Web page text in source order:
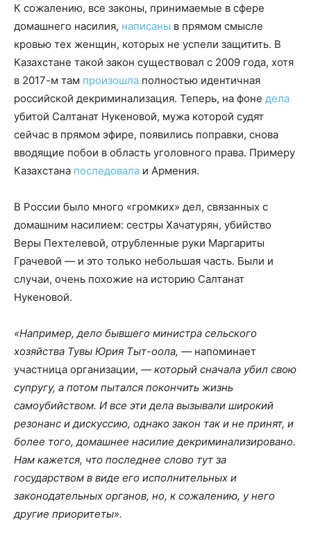
К сожалению, все законы, принимаемые в сфере
домашнего насилия, написаны в прямом смысле
кровью тех женщин, которых не успели защитить. В
Казахстане такой закон существовал с 2009 года, хотя
в 2017-м там произошла полностью идентичная
российской декриминализация. Теперь, на фоне дела
убитой Салтанат Нукеновой, мужа которой судят
сейчас в прямом эфире, появились поправки, снова
вводящие побои в область уголовного права. Примеру
Казахстана последовала и Армения.
В России было много «громких» дел, связанных с
домашним насилием: сестры Хачатурян, убийство
Веры Пехтелевой, отрубленные руки Маргариты
Грачевой — и это только небольшая часть. Были и
случаи, очень похожие на историю Салтанат
Нукеновой.
«Например, дело бывшего министра сельского
хозяйства Тувы Юрия Тыт-оола, — напоминает
участница организации, — который сначала убил свою
супругу, а потом пытался покончить жизнь
самоубийством. И все эти дела вызывали широкий
резонанс и дискуссию, однако закон так и не принят, и
более того, домашнее насилие декриминализировано.
Нам кажется, что последнее слово тут за
государством в виде его исполнительных и
законодательных органов, но, к сожалению, у него
другие приоритеты».